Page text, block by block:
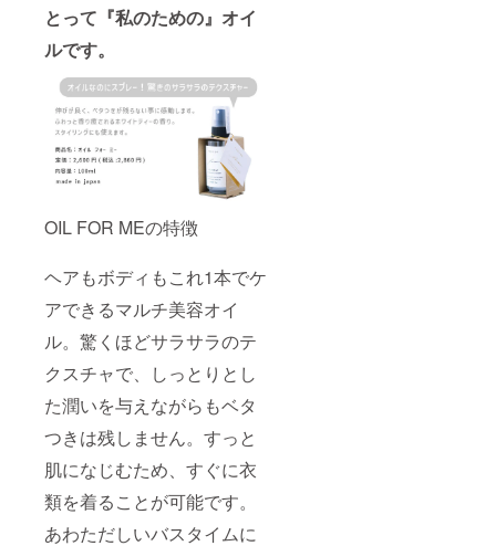
とって『私のための』オイ
ルです。
OIL FOR MEの特徴
ヘアもボディもこれ1本でケ
アできるマルチ美容オイ
ル。驚くほどサラサラのテ
クスチャで、しっとりとし
た潤いを与えながらもベタ
つきは残しません。すっと
肌になじむため、すぐに衣
類を着ることが可能です。
あわただしいバスタイムに